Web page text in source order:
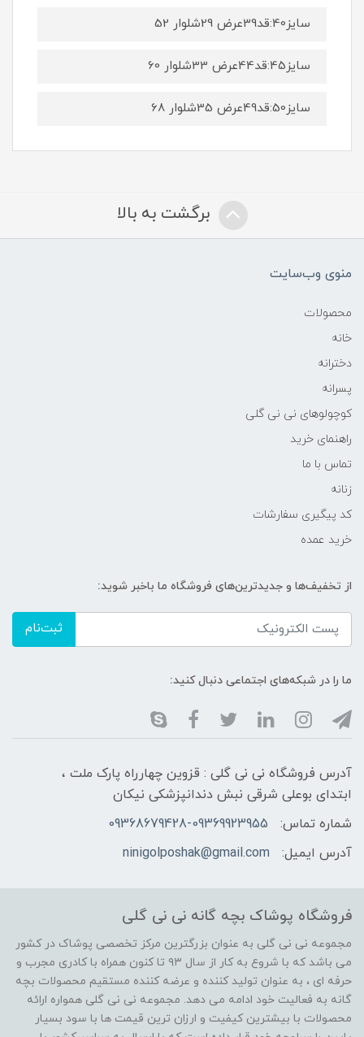
سایز40:قد39عرض 29شلوار 52
سایز45:قد44عرض 33شلوار 60
سایز50:قد49عرض 35شلوار 68
برگشت به بالا
منوی وب‌سایت
محصولات
خانه
دخترانه
پسرانه
کوچولوهای نی نی گلی
راهنمای خرید
تماس با ما
زنانه
کد پیگیری سفارشات
خرید عمده
از تخفیف‌ها و جدیدترین‌های فروشگاه ما باخبر شوید:
ثبت‌نام
ما را در شبکه‌های اجتماعی دنبال کنید:
آدرس فروشگاه نی نی گلی : قزوین چهارراه پارک ملت ،
ابتدای بوعلی شرقی نبش دندانپزشکی نیکان
شماره تماس:
09368679428-09369923955
آدرس ایمیل:
ninigolposhak@gmail.com
فروشگاه پوشاک بچه گانه نی نی گلی
مجموعه نی نی گلی به عنوان بزرگترین مرکز تخصصی پوشاک در کشور
می باشد که با شروع به کار از سال ۹۳ تا کنون همراه با کادری مجرب و
حرفه ای ، به عنوان تولید کننده و عرضه کننده مستقیم محصولات بچه
گانه به فعالیت خود ادامه می دهد. مجموعه نی نی گلی همواره ارائه
محصولات با بیشترین کیفیت و ارزان ترین قیمت ها با سود بسیار